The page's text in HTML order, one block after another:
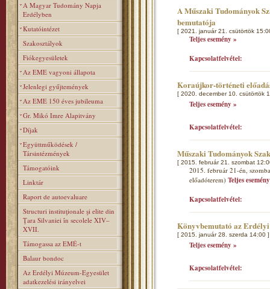
A Magyar Tudomány Napja
Erdélyben
Kutatóintézet
Szakosztályok
Fiókegyesületek
Az EME vagyoni állapota
Jelenlegi gyűjtemények
Az EME 150 éves jubileuma
Gr. Mikó Imre Alapitvány
Díjak
Együttműködések /
Társintézmények
Támogatóink
Linktár
Raport de autoevaluare
Structuri instituţionale şi elite din
Ţara Silvaniei în secolele XIV–
XVII.
Támogassa az EMÉ-t
Balaur bondoc
Az Erdélyi Múzeum-Egyesület
adatkezelési irányelvei
A Műszaki Tudományok
bemutatója
[ 2021. január 21. csütörtök
Teljes esemény »
Kapcsolatfelvétel:
Koraújkor-történeti
[ 2020. december 10. csütörtök
Teljes esemény »
Kapcsolatfelvétel:
Műszaki Tudományok
[ 2015. február 21. szombat
2015. február 21-én,
előadóterem) Teljes
Kapcsolatfelvétel:
Könyvbemutató az
[ 2015. január 28. szerda 14:00 ]
Teljes esemény »
Kapcsolatfelvétel: